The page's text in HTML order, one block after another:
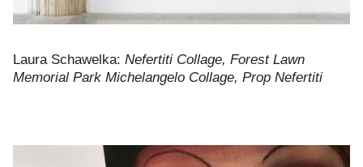
Laura Schawelka: Nefertiti Collage, Forest Lawn
Memorial Park Michelangelo Collage, Prop Nefertiti